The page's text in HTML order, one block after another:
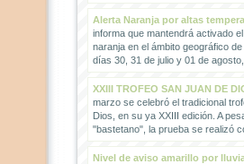
Alerta Naranja por altas
informa que mantendrá activado
naranja en el ámbito geográfico
días 30, 31 de julio y 01 de agosto,
XXIII TROFEO SAN JUAN DE
marzo se celebró el tradicional
Dios, en su ya XXIII edición. A
"bastetano", la prueba se realizó
Nivel de aviso amarillo por